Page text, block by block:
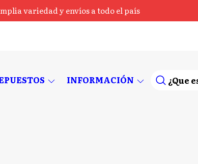
variedad y envíos a todo el país
INFORMACIÓN